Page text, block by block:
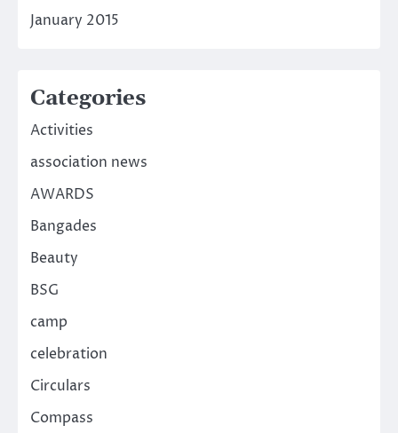
January 2015
Categories
Activities
association news
AWARDS
Bangades
Beauty
BSG
camp
celebration
Circulars
Compass